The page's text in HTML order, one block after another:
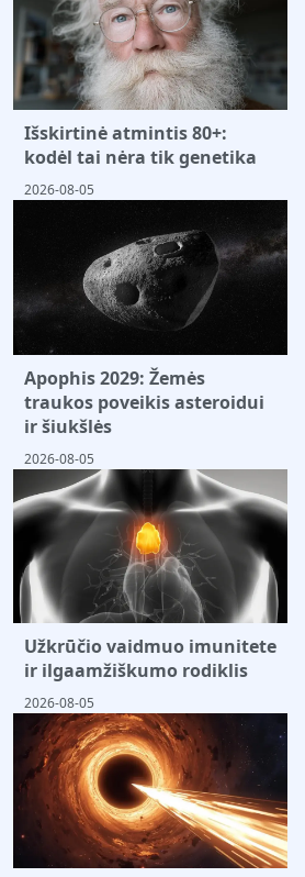
Išskirtinė atmintis 80+:
kodėl tai nėra tik genetika
2026-08-05
Apophis 2029: Žemės
traukos poveikis asteroidui
ir šiukšlės
2026-08-05
Užkrūčio vaidmuo imunitete
ir ilgaamžiškumo rodiklis
2026-08-05